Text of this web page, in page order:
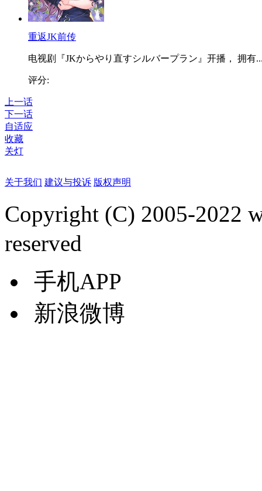
重返JK前传
电视剧『JKからやり直すシルバープラン』开播， 拥有
评分:
上一话
下一话
自适应
收藏
关灯
关于我们 建议与投诉 版权声明
Copyright (C) 2005-2022
reserved
手机APP
新浪微博